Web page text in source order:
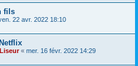
fils
22 avr. 2022 18:10
« mer. 16 févr. 2022 14:29